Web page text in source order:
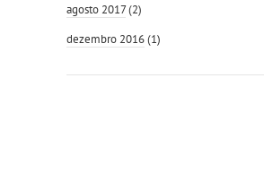
agosto 2017(2)
dezembro 2016(1)